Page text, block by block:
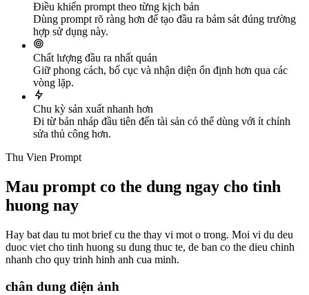
Điều khiển prompt theo từng kịch bản
Dùng prompt rõ ràng hơn để tạo đầu ra bám sát đúng trường
hợp sử dụng này.
Chất lượng đầu ra nhất quán
Giữ phong cách, bố cục và nhận diện ổn định hơn qua các
vòng lặp.
Chu kỳ sản xuất nhanh hơn
Đi từ bản nháp đầu tiên đến tài sản có thể dùng với ít chỉnh
sửa thủ công hơn.
Thu Vien Prompt
Mau prompt co the dung ngay cho tinh
huong nay
Hay bat dau tu mot brief cu the thay vi mot o trong. Moi vi du deu
duoc viet cho tinh huong su dung thuc te, de ban co the dieu chinh
nhanh cho quy trinh hinh anh cua minh.
chân dung điện ảnh